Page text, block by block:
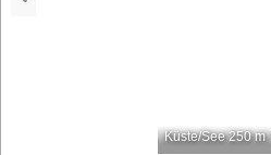
Küste/See 250 m